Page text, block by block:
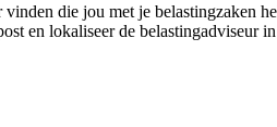
die jou met je belastingzaken
en lokaliseer de belastingadviseur